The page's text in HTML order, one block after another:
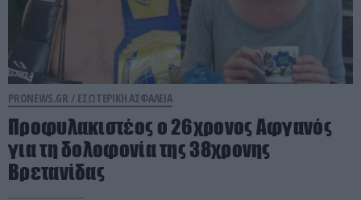
PRONEWS.GR / ΕΣΩΤΕΡΙΚΗ ΑΣΦΑΛΕΙΑ
Προφυλακιστέος ο 26χρονος Αφγανός
για τη δολοφονία της 38χρονης
Βρετανίδας